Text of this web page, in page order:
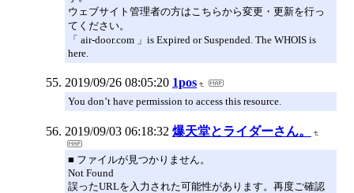
ウェブサイト管理者の方はこちらから変更・更新を行っ
てください。
「 air-door.com 」is Expired or Suspended. The WHOIS is
here.
2019/09/26 08:05:20 1pos
You don’t have permission to access this resource.
2019/09/03 06:18:32 爆天堂とライダーさん。
■ ファイルが見つかりません。
Not Found
誤ったURLを入力された可能性があります。再度ご確認